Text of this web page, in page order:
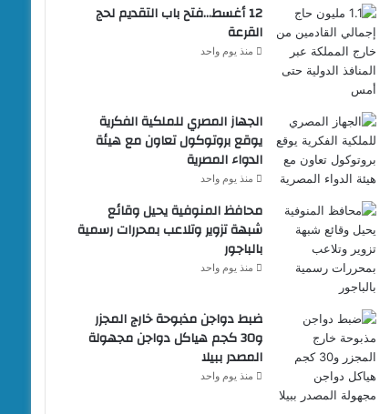
12 أغسط…فتح باب التقديم لحج
القرعة
منذ يوم واحد
الجهاز المصري للملكية الفكرية
يوقع بروتوكول تعاون مع هيئة
الدواء المصرية
منذ يوم واحد
محافظ المنوفية يحيل وقائع
شبهة تزوير وتلاعب بمحررات رسمية
بالباجور
منذ يوم واحد
ضبط دواجن مذبوحة خارج المجزر
و30 كجم هياكل دواجن مجهولة
المصدر ببيلا
منذ يوم واحد